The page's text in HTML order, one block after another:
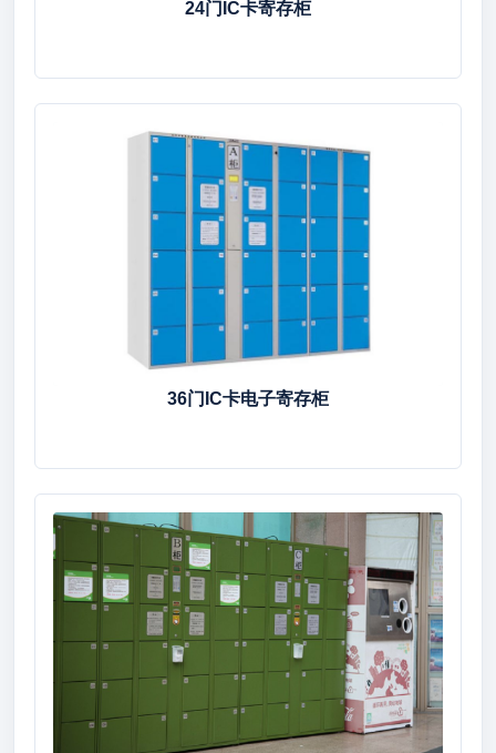
24门IC卡寄存柜
36门IC卡电子寄存柜